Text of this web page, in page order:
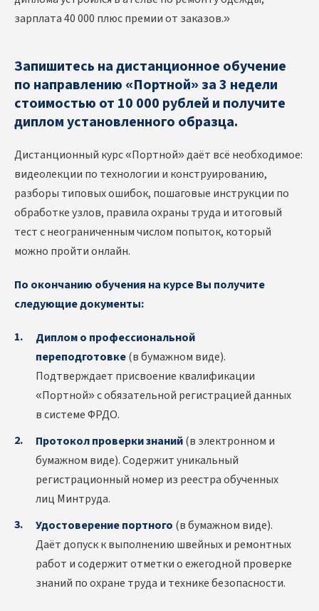
зарплата 40 000 плюс премии от заказов.»
Запишитесь на дистанционное обучение
по направлению «Портной» за 3 недели
стоимостью от 10 000 рублей и получите
диплом установленного образца.
Дистанционный курс «Портной» даёт всё необходимое:
видеолекции по технологии и конструированию,
разборы типовых ошибок, пошаговые инструкции по
обработке узлов, правила охраны труда и итоговый
тест с неограниченным числом попыток, который
можно пройти онлайн.
По окончанию обучения на курсе Вы получите
следующие документы:
Диплом о профессиональной
переподготовке(в бумажном виде).
Подтверждает присвоение квалификации
«Портной» с обязательной регистрацией данных
в системе ФРДО.
Протокол проверки знаний(в электронном и
бумажном виде). Содержит уникальный
регистрационный номер из реестра обученных
лиц Минтруда.
Удостоверение портного (в бумажном виде).
Даёт допуск к выполнению швейных и ремонтных
работ и содержит отметки о ежегодной проверке
знаний по охране труда и технике безопасности.